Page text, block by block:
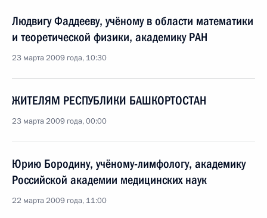
Людвигу Фаддееву, учёному в области математики
и теоретической физики, академику РАН
23 марта 2009 года, 10:30
ЖИТЕЛЯМ РЕСПУБЛИКИ БАШКОРТОСТАН
23 марта 2009 года, 00:00
Юрию Бородину, учёному-лимфологу, академику
Российской академии медицинских наук
22 марта 2009 года, 11:00